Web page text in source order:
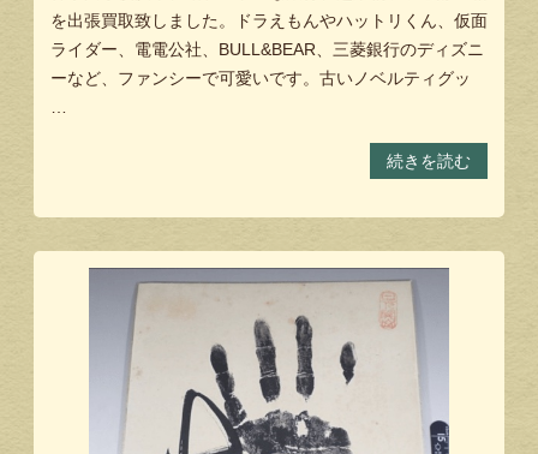
を出張買取致しました。ドラえもんやハットリくん、仮面
ライダー、電電公社、BULL&BEAR、三菱銀行のディズニ
ーなど、ファンシーで可愛いです。古いノベルティグッ
続きを読む